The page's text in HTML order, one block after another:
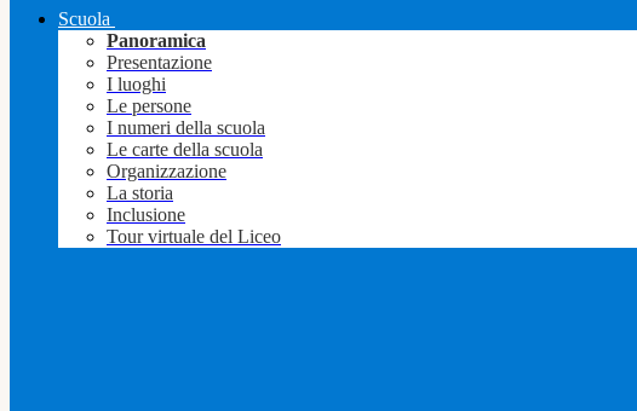
Scuola
Panoramica
Presentazione
I luoghi
Le persone
I numeri della scuola
Le carte della scuola
Organizzazione
La storia
Inclusione
Tour virtuale del Liceo